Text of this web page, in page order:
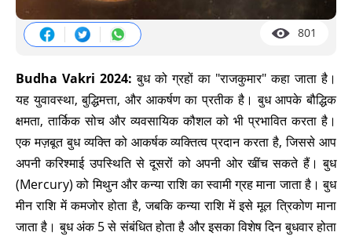
801
Budha Vakri 2024: बुध को ग्रहों का "राजकुमार" कहा जाता है।
यह युवावस्था, बुद्धिमत्ता, और आकर्षण का प्रतीक है। बुध आपके बौद्धिक
क्षमता, तार्किक सोच और व्यवसायिक कौशल को भी प्रभावित करता है।
एक मज़बूत बुध व्यक्ति को आकर्षक व्यक्तित्व प्रदान करता है, जिससे आप
अपनी करिश्माई उपस्थिति से दूसरों को अपनी ओर खींच सकते हैं। बुध
(Mercury) को मिथुन और कन्या राशि का स्वामी ग्रह माना जाता है। बुध
मीन राशि में कमजोर होता है, जबकि कन्या राशि में इसे मूल त्रिकोण माना
जाता है। बुध अंक 5 से संबंधित होता है और इसका विशेष दिन बुधवार होता